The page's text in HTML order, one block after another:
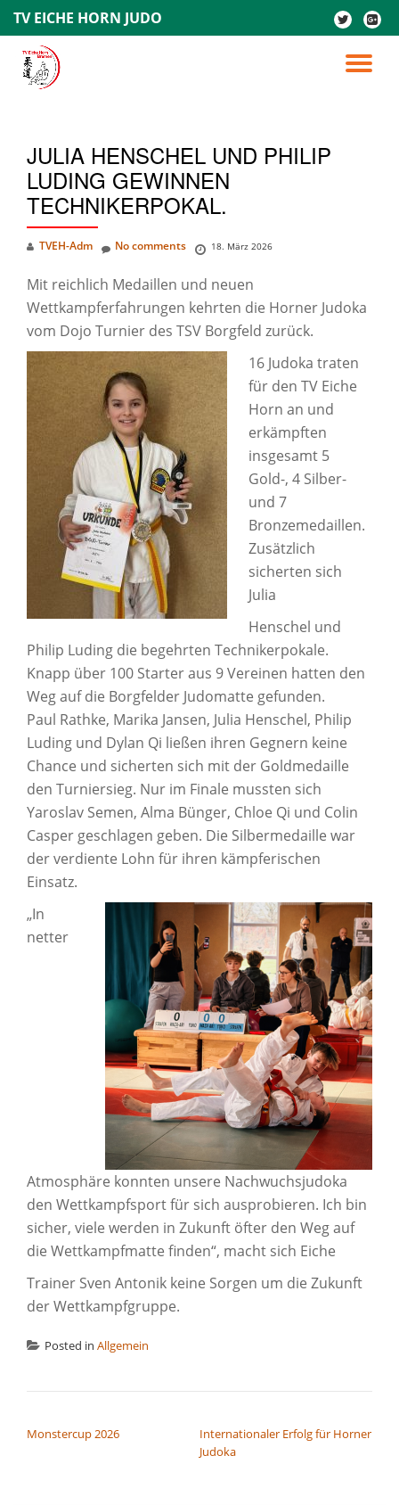
content
TV EICHE HORN JUDO
fa-
twitter
fa-
plus-
square
JULIA HENSCHEL UND PHILIP
LUDING GEWINNEN
TECHNIKERPOKAL.
TVEH-Adm 18. März 2026
No comments
Mit reichlich Medaillen und neuen
Wettkampferfahrungen kehrten die Horner Judoka
vom Dojo Turnier des TSV Borgfeld zurück.
16 Judoka traten
für den TV Eiche
Horn an und
erkämpften
insgesamt 5
Gold-, 4 Silber-
und 7
Bronzemedaillen.
Zusätzlich
sicherten sich
Julia
Henschel und
Philip Luding die begehrten Technikerpokale.
Knapp über 100 Starter aus 9 Vereinen hatten den
Weg auf die Borgfelder Judomatte gefunden.
Paul Rathke, Marika Jansen, Julia Henschel, Philip
Luding und Dylan Qi ließen ihren Gegnern keine
Chance und sicherten sich mit der Goldmedaille
den Turniersieg. Nur im Finale mussten sich
Yaroslav Semen, Alma Bünger, Chloe Qi und Colin
Casper geschlagen geben. Die Silbermedaille war
der verdiente Lohn für ihren kämpferischen
Einsatz.
„In
netter
Atmosphäre konnten unsere Nachwuchsjudoka
den Wettkampfsport für sich ausprobieren. Ich bin
sicher, viele werden in Zukunft öfter den Weg auf
die Wettkampfmatte finden“, macht sich Eiche
Trainer Sven Antonik keine Sorgen um die Zukunft
der Wettkampfgruppe.
Posted in Allgemein
Monstercup 2026
Internationaler Erfolg für Horner
Judoka